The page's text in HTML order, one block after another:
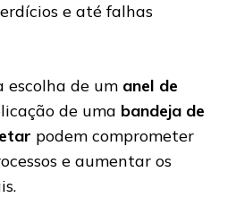
e até falhas
escolha de um anel de
de uma bandeja de
podem comprometer
e aumentar os